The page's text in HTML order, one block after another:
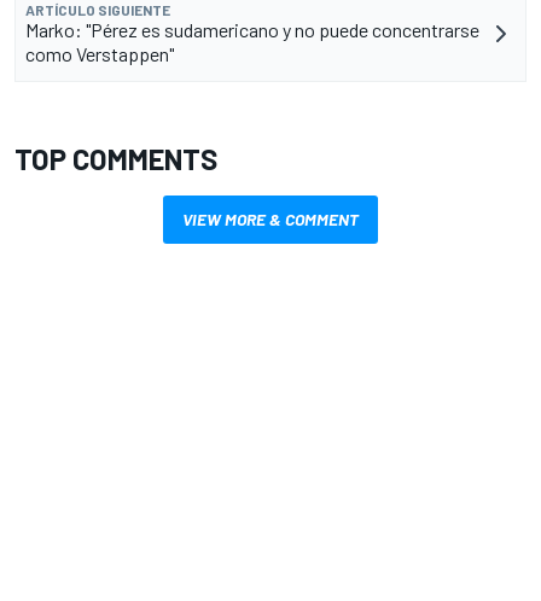
ARTÍCULO SIGUIENTE
Marko: "Pérez es sudamericano y no puede concentrarse
como Verstappen"
TOP COMMENTS
VIEW MORE & COMMENT